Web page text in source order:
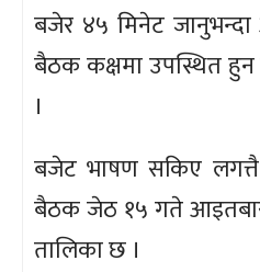
बजेर ४५ मिनेट जानुभन्दा
बैठक कक्षमा उपस्थित
।
बजेट भाषण सकिए लगत्तै
बैठक जेठ १५ गते
तालिका छ ।